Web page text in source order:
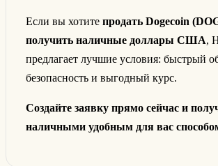
Если вы хотите продать Dogecoin
получить наличные доллары США,
предлагает лучшие условия: быстрый
безопасность и выгодный курс.
Создайте заявку прямо сейчас и
наличными удобным для вас